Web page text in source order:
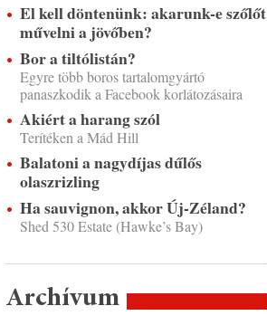
El kell döntenünk: akarunk-e szőlőt
művelni a jövőben?
Bor a tiltólistán?
Egyre több boros tartalomgyártó
panaszkodik a Facebook korlátozásaira
Akiért a harang szól
Terítéken a Mád Hill
Balatoni a nagydíjas dűlős
olaszrizling
Ha sauvignon, akkor Új-Zéland?
Shed 530 Estate (Hawke’s Bay)
Archívum